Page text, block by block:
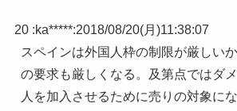
20 :ka*****:2018/08/20(月)11:38:07
スペインは外国人枠の制限が厳しい
の要求も厳しくなる。及第点ではダ
人を加入させるために売りの対象に